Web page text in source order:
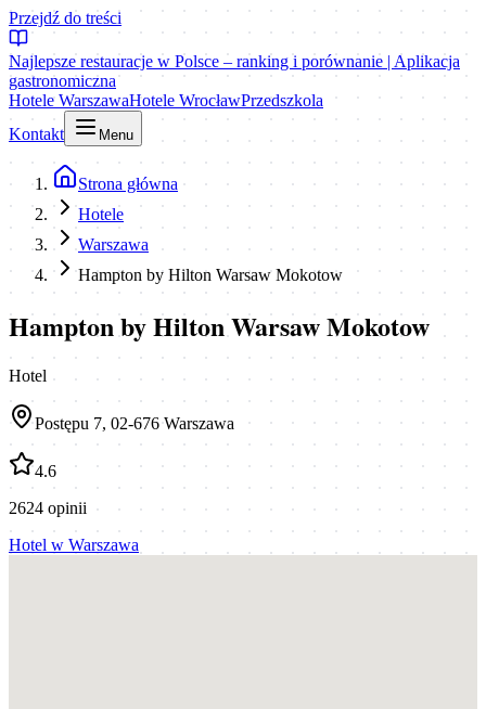
Przejdź do treści
Najlepsze restauracje w Polsce – ranking i porównanie | Aplikacja
gastronomiczna
Hotele WarszawaHotele WrocławPrzedszkola
Kontakt
Menu
Strona główna
Hotele
Warszawa
Hampton by Hilton Warsaw Mokotow
Hampton by Hilton Warsaw Mokotow
Hotel
Postępu 7, 02-676 Warszawa
4.6
2624 opinii
Hotel w Warszawa